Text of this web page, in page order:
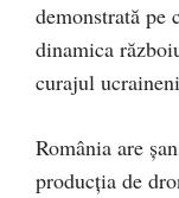
demonstrată pe
dinamica
curajul
România are
producția de